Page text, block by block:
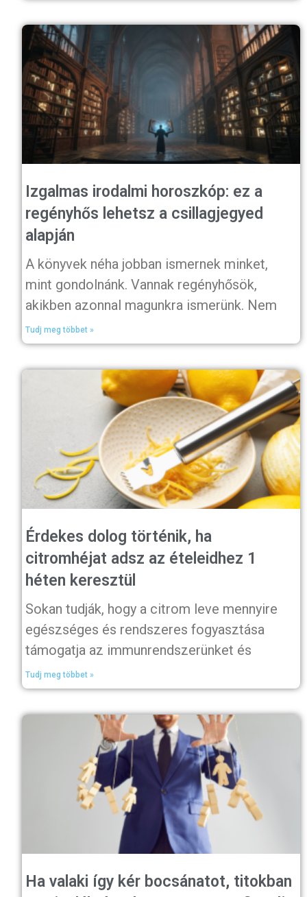
Izgalmas irodalmi horoszkóp: ez a
regényhős lehetsz a csillagjegyed
alapján
A könyvek néha jobban ismernek minket,
mint gondolnánk. Vannak regényhősök,
akikben azonnal magunkra ismerünk. Nem
Tudj meg többet »
Érdekes dolog történik, ha
citromhéjat adsz az ételeidhez 1
héten keresztül
Sokan tudják, hogy a citrom leve mennyire
egészséges és rendszeres fogyasztása
támogatja az immunrendszerünket és
Tudj meg többet »
Ha valaki így kér bocsánatot, titokban